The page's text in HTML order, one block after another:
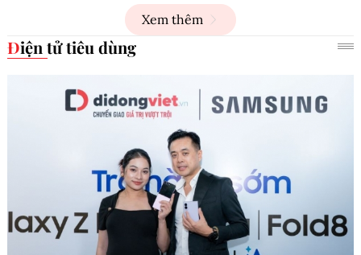
Xem thêm
Điện tử tiêu dùng